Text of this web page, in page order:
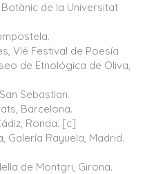
de la Universitat
VIé Festival de Poesía
de Etnológica de Oliva,
Sebastian.
Barcelona.
Ronda. [c]
Galería Rayuela, Madrid.
de Montgri, Girona.